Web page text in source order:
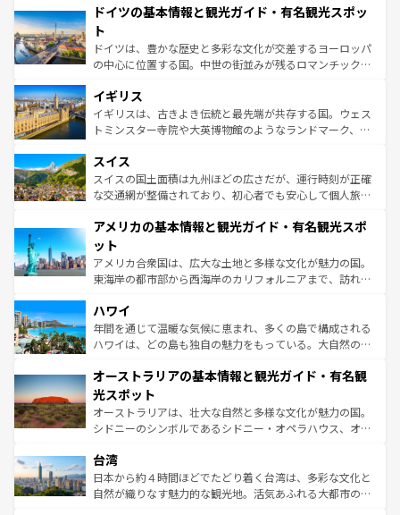
せる。地方によって風土や気候が異なるスペインはその個
ンテンツ一覧 を参照してほしい。
で、幅広い魅力が詰まっている。華麗な宮殿、歴史的な大
聖堂、美しいビーチ、そして豊かな自然が、訪れる者を心
から魅了する。また、フランスは美食の国としても知ら
れ、フランス料理はユネスコ無形文化遺産にも登録されて
香り高いラベンダー畑など、多彩な楽しみ方が可能だ。さ
らに、パリ以外の地域にも魅力が溢れており、どの街角に
も豊かな歴史と文化が息づいている。パリ以外の個性あふ
を参照してほしい。
ドイツの基本情報と観光ガイド・有名観光スポッ
ト
ドイツは、豊かな歴史と多彩な文化が交差するヨーロッパ
の中心に位置する国。中世の街並みが残るロマンチック街
顔を持つこの国は、どこを歩いても飽きることがない。ベ
ルリンの文化的活気、バイエルン州のアルプスの絶景、そ
してライン川沿いのワイン畑といった風景は必見。ビール
は、お酒好きな人にはぜひ体験してほしい。 なお、新着の
ドイツ情報はコンテンツ一覧を参照してほしい。
イギリス
イギリスは、古きよき伝統と最先端が共存する国。ウェス
トミンスター寺院や大英博物館のようなランドマーク、歴
リアごとに異なる魅力がある。また、優雅なアフタヌーン
ティー、ビール好きにはたまらない英国パブ、サッカー観
戦など、本場だからこそできる体験も豊富。イギリスを旅
ンツ一覧を参照してほしい。
スイス
スイスの国土面積は九州ほどの広さだが、運行時刻が正確
な交通網が整備されており、初心者でも安心して個人旅行
の建物がそのまま残る町や、スイスならではのユニークな
博物館もあり、アルプス観光だけでなく町歩きも満喫する
ことができる。国民の所得が高いため物価も高いが、旅行
者向けの交通パス提供のサービスもあり、うまく活用すれ
着のスイス情報は
アメリカの基本情報と観光ガイド・有名観光スポ
ット
アメリカ合衆国は、広大な土地と多様な文化が魅力の国。
東海岸の都市部から西海岸のカリフォルニアまで、訪れる
のような巨大都市は、観光、ショッピング、エンターテイ
ンメントが詰まった刺激的なスポットだ。一方、アメリカ
西部には大自然が広がり、グランドキャニオンやイエロー
部のニューオーリンズでは、音楽と美食が融合した独特の
文化が魅力。旅行者はアメリカの各地域で異なる魅力を楽
しみながら、その多様性と豊かな歴史を感じることができ
るだろう。車でのロードトリップや列車の旅も、アメリカ
情報は
ハワイ
年間を通じて温暖な気候に恵まれ、多くの島で構成される
ハワイは、どの島も独自の魅力をもっている。大自然の神
ワイ島は見逃せない。また、定番の観光地といえばオアフ
島だが、静かな自然を求めるならマウイ島やカウアイ島が
おすすめ。エメラルドグリーンに輝く海をはじめ、豊かな
文化や歴史が息づいている。「アロハスピリット」と呼ば
人々、おいしいローカルフードやハワイアンミュージッ
ク、伝統的なフラダンスなど、すべてがハワイの魅力を彩
っている。訪れるたびに新しい発見と感動が待っているハ
オーストラリアの基本情報と観光ガイド・有名観
光スポット
オーストラリアは、壮大な自然と多様な文化が魅力の国。
シドニーのシンボルであるシドニー・オペラハウス、オー
リアリーフや大陸中央部にそびえるウルル（エアーズロッ
ク）、タスマニアの美しい原生林やケアンズの熱帯雨林な
ど、見どころがたくさん。また、カフェやワイン、オージ
台湾
日本から約４時間ほどでたどり着く台湾は、多彩な文化と
自然が織りなす魅力的な観光地。活気あふれる大都市の台